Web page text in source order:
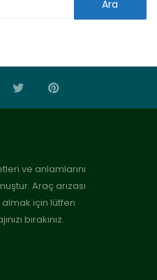
ve anlamlarını
Araç arızası
için lütfen
bırakınız.